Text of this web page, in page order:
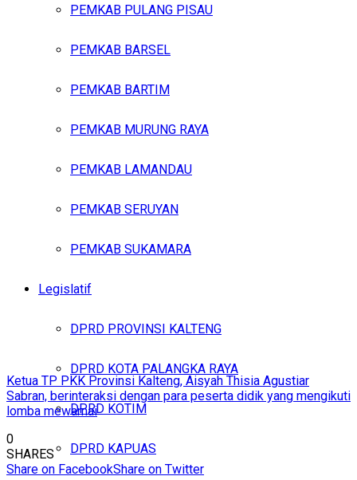
PEMKAB PULANG PISAU
PEMKAB BARSEL
PEMKAB BARTIM
PEMKAB MURUNG RAYA
PEMKAB LAMANDAU
PEMKAB SERUYAN
PEMKAB SUKAMARA
Legislatif
DPRD PROVINSI KALTENG
DPRD KOTA PALANGKA RAYA
DPRD KOTIM
DPRD KAPUAS
Ketua TP PKK Provinsi Kalteng, Aisyah Thisia Agustiar
Sabran, berinteraksi dengan para peserta didik yang mengikuti
lomba mewarnai
0
SHARES
Share on FacebookShare on Twitter